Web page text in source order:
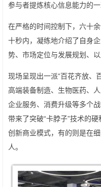
参与者提炼核心信息能力的一
在严格的时间控制下，六十
十秒内，凝练地介绍了自身
势、市场定位与发展规划、
现场呈现出一派“百花齐放、
高端装备制造、生物医药、
企业服务、消费升级等多个
带来了突破“卡脖子”技术的
创新商业模式，有的则是在
人。